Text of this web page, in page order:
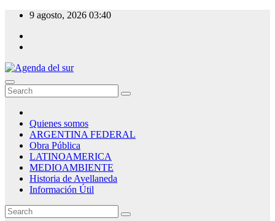
Skip
content
9 agosto, 2026 03:40
Agenda del sur
Quienes somos
ARGENTINA FEDERAL
Obra Pública
LATINOAMERICA
MEDIOAMBIENTE
Historia de Avellaneda
Información Útil